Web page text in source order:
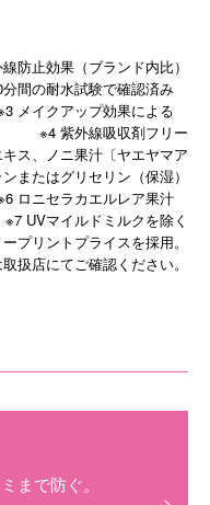
防止効果（ブランド内比）
間の耐水試験で確認済み
メイクアップ効果による
※4 紫外線吸収剤フリー
ス、ノニ果汁〔ヤエヤマア
またはグリセリン（保湿）
ロニセラカエルレア果汁
※7 UVマイルドミルクを除く
プリントプライスを採用。
扱店にてご確認ください。
まで防ぐ。